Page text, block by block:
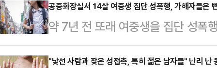
바람에 경기 하강 속도가 가팔라지
가치는 빠르게 하락하고 소비·투자
식 잃어버린 30년’을 겪을 수 있다
공중화장실서 14살 여중생 집단 성폭행, 가해자들은
약 7년 전 또래 여중생을 집단 성폭
이 징역형을 선고한 1심 판결에 불
특수상해, 아동학대, 아동복지법위
"낯선 사람과 잦은 성접촉, 특히 젊은 남자들" 난리 난